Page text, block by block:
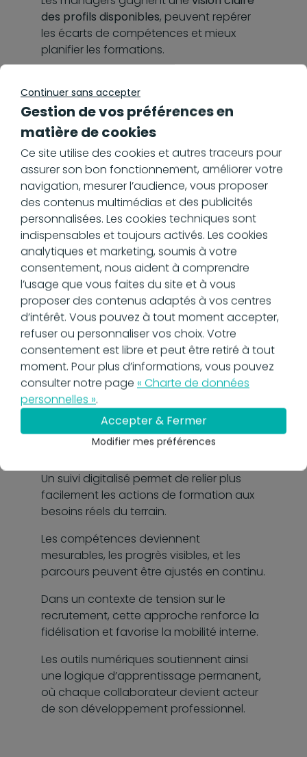
des profils disponibles, peuvent repérer
les écarts de compétences et mieux
planifier les formations.
historique et visualisent leurs progrès, ce
qui favorise l’autonomie et l’engagement.
Dans l’ensemble, l’entreprise optimise ses
budgets de formation et peut mettre en
place une culture d’apprentissage
continue qui renforce son attractivité.
Former et
développer les
compétences :
investir dans le
capital humain
Former, c’est investir dans lacompétitivité
de l’entrepriseautant que dans l’avenir
Un suivi digitalisé permet de relier plus
facilement les actions de formation aux
besoins réels du terrain.
Les compétences deviennent
mesurables, les progrès visibles, et les
parcours peuvent être ajustés en continu.
Dans un contexte de tension sur le
recrutement, cette approche renforce la
fidélisation et favorise la mobilité interne.
Les outils numériques soutiennent ainsi
une logique d’apprentissage permanent,
où chaque collaborateur devient acteur
de son développement professionnel.
Continuer sans accepter
Gestion de vos préférences en
matière de cookies
Ce site utilise des cookies et autres traceurs pour
assurer son bon fonctionnement, améliorer votre
navigation, mesurer l’audience, vous proposer
des contenus multimédias et des publicités
personnalisées. Les cookies techniques sont
indispensables et toujours activés. Les cookies
analytiques et marketing, soumis à votre
consentement, nous aident à comprendre
l’usage que vous faites du site et à vous
proposer des contenus adaptés à vos centres
d’intérêt. Vous pouvez à tout moment accepter,
refuser ou personnaliser vos choix. Votre
consentement est libre et peut être retiré à tout
moment. Pour plus d’informations, vous pouvez
consulter notre page « Charte de données
personnelles ».
Accepter & Fermer
Modifier mes préférences